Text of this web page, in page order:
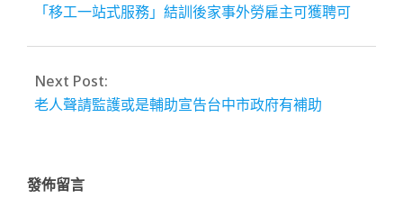
「移工一站式服務」結訓後家事外勞雇主可獲聘可
Next Post:
老人聲請監護或是輔助宣告台中市政府有補助
發佈留言